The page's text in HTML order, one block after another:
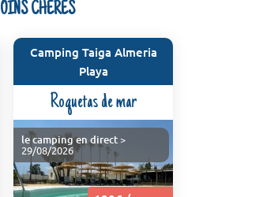
CHÈRES
Camping Taiga Almeria
Playa
Roquetas de mar
le camping en direct >
29/08/2026